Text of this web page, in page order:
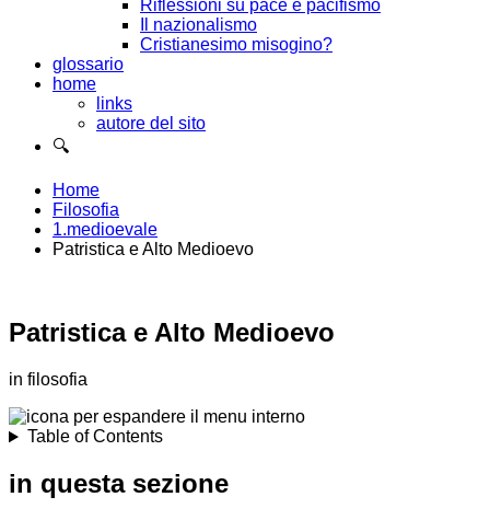
Riflessioni su pace e pacifismo
Il nazionalismo
Cristianesimo misogino?
glossario
home
links
autore del sito
🔍
Home
Filosofia
1.medioevale
Patristica e Alto Medioevo
Patristica e Alto Medioevo
in filosofia
Table of Contents
in questa sezione